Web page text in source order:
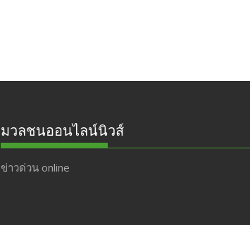
มวลชนออนไลน์นิวส์
ข่าวด่วน online